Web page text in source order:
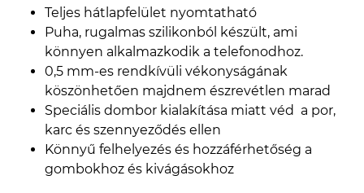
Teljes hátlapfelület nyomtatható
Puha, rugalmas szilikonból készült, ami
könnyen alkalmazkodik a telefonodhoz.
0,5 mm-es rendkívüli vékonyságának
köszönhetően majdnem észrevétlen marad
Speciális dombor kialakítása miatt véd a por,
karc és szennyeződés ellen
Könnyű felhelyezés és hozzáférhetőség a
gombokhoz és kivágásokhoz